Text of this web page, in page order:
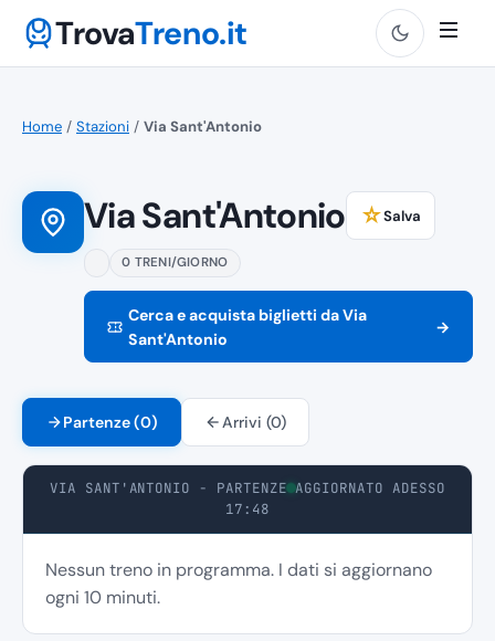
TrovaTreno.it
Home / Stazioni / Via Sant'Antonio
Via Sant'Antonio ☆Salva
0 TRENI/GIORNO
Cerca e acquista biglietti da Via
Sant'Antonio
→
Partenze (0) Arrivi (0)
VIA SANT'ANTONIO - PARTENZE AGGIORNATO ADESSO
17:48
Nessun treno in programma. I dati si aggiornano
ogni 10 minuti.